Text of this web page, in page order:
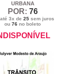
URBANA
POR: 76
3x de 25sem juros
ou76 no boleto